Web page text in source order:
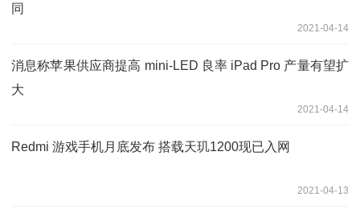
同
2021-04-14
消息称苹果供应商提高 mini-LED 良率 iPad Pro 产量有望扩
大
2021-04-14
Redmi 游戏手机月底发布 搭载天玑1200现已入网
2021-04-13